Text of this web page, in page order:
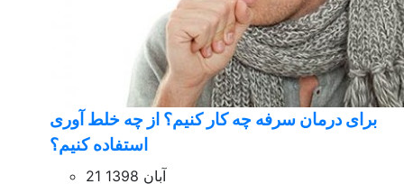
برای درمان سرفه چه کار کنیم؟ از چه خلط آوری
استفاده کنیم؟
21 آبان 1398